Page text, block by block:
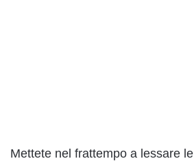
Mettete nel frattempo a lessare